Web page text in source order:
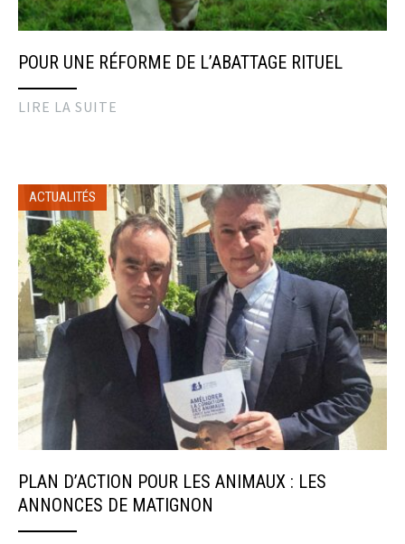
POUR UNE RÉFORME DE L’ABATTAGE RITUEL
LIRE LA SUITE
ACTUALITÉS
PLAN D’ACTION POUR LES ANIMAUX : LES
ANNONCES DE MATIGNON